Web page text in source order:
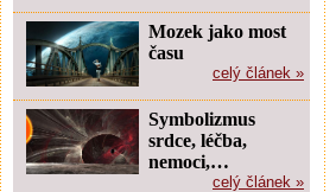
Mozek jako most
času
celý článek »
Symbolizmus
srdce, léčba,
nemoci,…
celý článek »